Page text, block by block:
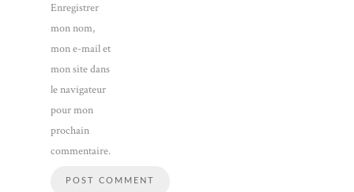
Enregistrer
mon nom,
mon e-mail et
mon site dans
le navigateur
pour mon
prochain
commentaire.